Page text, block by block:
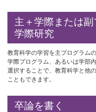
主＋学際または
学際研究
教育科学の学習を主プログラム
学際プログラム、あるいは学部
選択することで、教育科学と他
こともできます。
卒論を書く